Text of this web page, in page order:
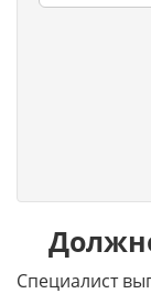
Специалист